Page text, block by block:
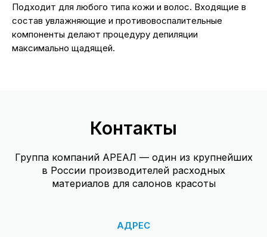
Подходит для любого типа кожи и волос. Входящие в
состав увлажняющие и противовоспалительные
компоненты делают процедуру депиляции
максимально щадящей.
Контакты
Группа компаний АРЕАЛ — один из крупнейших
в России производителей расходных
материалов для салонов красоты
АДРЕС